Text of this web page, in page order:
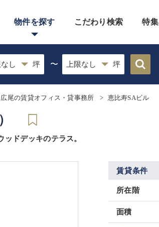
物件を探す こだわり検索 特集
〜
尾の賃貸オフィス・貸事務所 恵比寿SAビル
ドデッキのテラス。
賃貸条件
所在階
面積